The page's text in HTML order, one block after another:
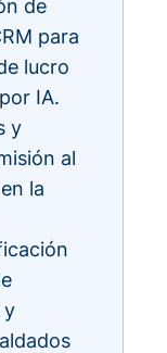
de
para
lucro
IA.
y
al
la
y